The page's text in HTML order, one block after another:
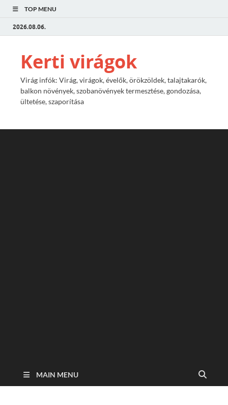
TOP MENU
2026.08.06.
Kerti virágok
Virág infók: Virág, virágok, évelők, örökzöldek, talajtakarók,
balkon növények, szobanövények termesztése, gondozása,
ültetése, szaporítása
MAIN MENU